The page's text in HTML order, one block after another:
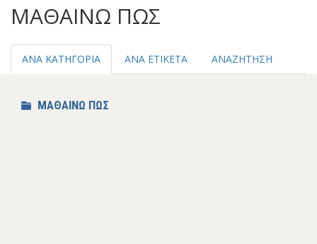
ΜΑΘΑΙΝΩ ΠΩΣ
ΑΝΑ ΚΑΤΗΓΟΡΙΑ ΑΝΑ ΕΤΙΚΕΤΑ ΑΝΑΖΗΤΗΣΗ
ΜΑΘΑΙΝΩ ΠΩΣ